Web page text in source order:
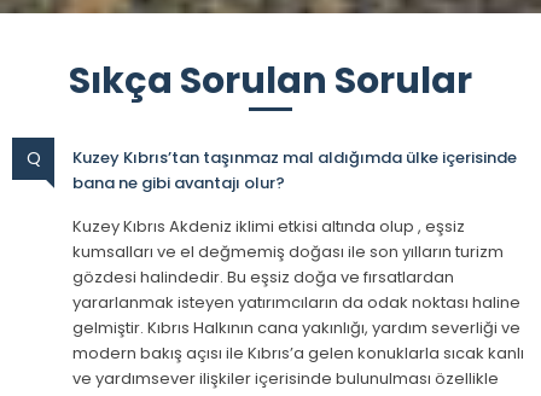
Sıkça Sorulan Sorular
Q
Kuzey Kıbrıs’tan taşınmaz mal aldığımda ülke içerisinde
bana ne gibi avantajı olur?
Kuzey Kıbrıs Akdeniz iklimi etkisi altında olup , eşsiz
kumsalları ve el değmemiş doğası ile son yılların turizm
gözdesi halindedir. Bu eşsiz doğa ve fırsatlardan
yararlanmak isteyen yatırımcıların da odak noktası haline
gelmiştir. Kıbrıs Halkının cana yakınlığı, yardım severliği ve
modern bakış açısı ile Kıbrıs’a gelen konuklarla sıcak kanlı
ve yardımsever ilişkiler içerisinde bulunulması özellikle